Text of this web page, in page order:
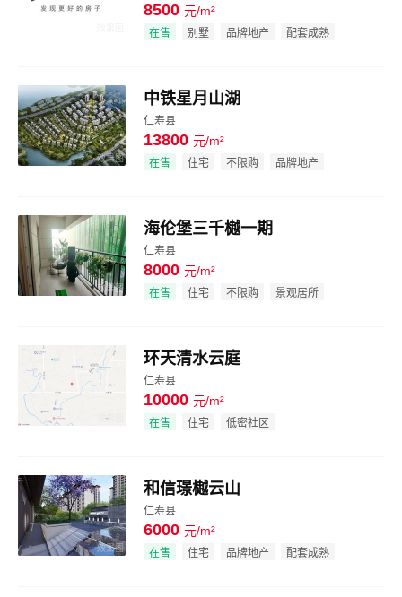
8500 元/m²
在售 别墅 品牌地产 配套成熟
效果图
中铁星月山湖
仁寿县
13800 元/m²
在售 住宅 不限购 品牌地产
效果图
海伦堡三千樾一期
仁寿县
8000 元/m²
在售 住宅 不限购 景观居所
效果图
环天清水云庭
仁寿县
10000 元/m²
在售 住宅 低密社区
效果图
和信璟樾云山
仁寿县
6000 元/m²
在售 住宅 品牌地产 配套成熟